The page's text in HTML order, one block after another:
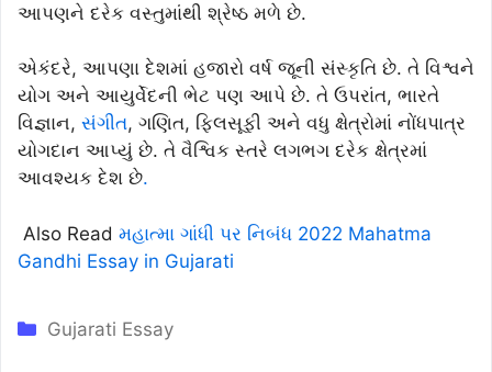
આપણને દરેક વસ્તુમાંથી શ્રેષ્ઠ મળે છે.
એકંદરે, આપણા દેશમાં હજારો વર્ષ જૂની સંસ્કૃતિ છે. તે વિશ્વને
યોગ અને આયુર્વેદની ભેટ પણ આપે છે. તે ઉપરાંત, ભારતે
વિજ્ઞાન, સંગીત, ગણિત, ફિલસૂફી અને વધુ ક્ષેત્રોમાં નોંધપાત્ર
યોગદાન આપ્યું છે. તે વૈશ્વિક સ્તરે લગભગ દરેક ક્ષેત્રમાં
આવશ્યક દેશ છે.
Also Read મહાત્મા ગાંધી પર નિબંધ 2022 Mahatma
Gandhi Essay in Gujarati
Categories
Gujarati Essay